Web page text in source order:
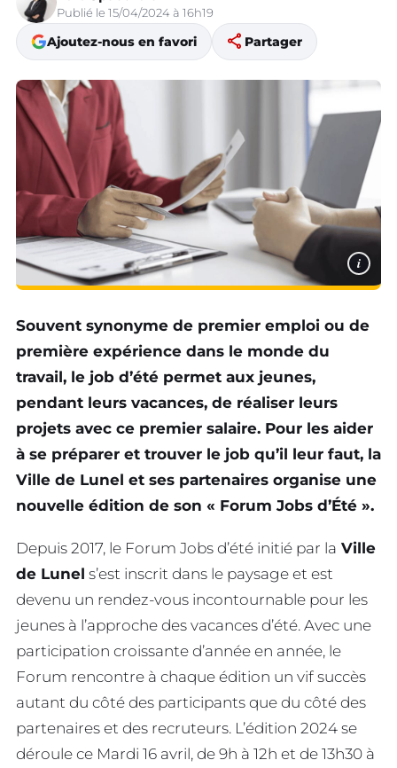
Publié le 15/04/2024 à 16h19
Ajoutez-nous en favori share Partager
i
Souvent synonyme de premier emploi ou de
première expérience dans le monde du
travail, le job d’été permet aux jeunes,
pendant leurs vacances, de réaliser leurs
projets avec ce premier salaire. Pour les aider
à se préparer et trouver le job qu’il leur faut, la
Ville de Lunel et ses partenaires organise une
nouvelle édition de son « Forum Jobs d’Été ».
Depuis 2017, le Forum Jobs d’été initié par la Ville
de Lunel s’est inscrit dans le paysage et est
devenu un rendez-vous incontournable pour les
jeunes à l’approche des vacances d’été. Avec une
participation croissante d’année en année, le
Forum rencontre à chaque édition un vif succès
autant du côté des participants que du côté des
partenaires et des recruteurs. L’édition 2024 se
déroule ce Mardi 16 avril, de 9h à 12h et de 13h30 à